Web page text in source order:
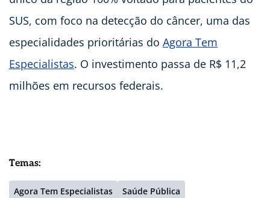
SUS, com foco na detecção do câncer, uma das
especialidades prioritárias do Agora Tem
Especialistas. O investimento passa de R$ 11,2
milhões em recursos federais.
Temas:
Agora Tem Especialistas
Saúde Pública